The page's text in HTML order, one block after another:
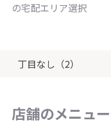
の宅配エリア選択
丁目なし（2）
店舗のメニュ